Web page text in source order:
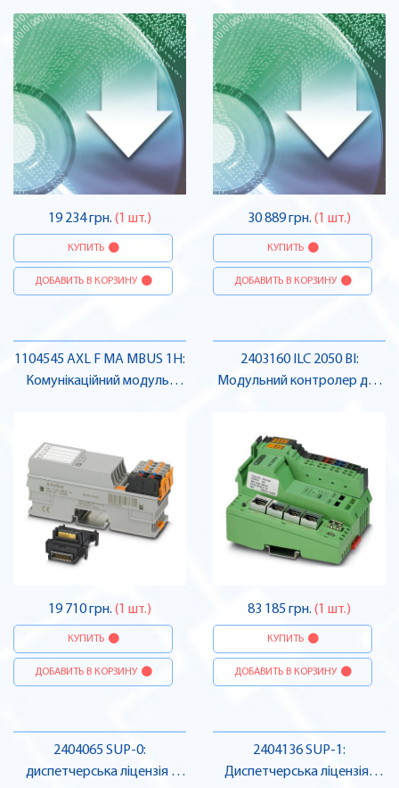
19 234 грн. (1 шт.)
КУПИТЬ
ДОБАВИТЬ В КОРЗИНУ
30 889 грн. (1 шт.)
КУПИТЬ
ДОБАВИТЬ В КОРЗИНУ
1104545 AXL F MA MBUS 1H:
Комунікаційний модуль ,
19 710 грн. (1 шт.)
КУПИТЬ
ДОБАВИТЬ В КОРЗИНУ
2403160 ILC 2050 BI:
Модульний контролер для
83 185 грн. (1 шт.)
КУПИТЬ
ДОБАВИТЬ В КОРЗИНУ
2404065 SUP-0:
диспетчерська ліцензія ,
2404136 SUP-1:
Диспетчерська ліцензія ,